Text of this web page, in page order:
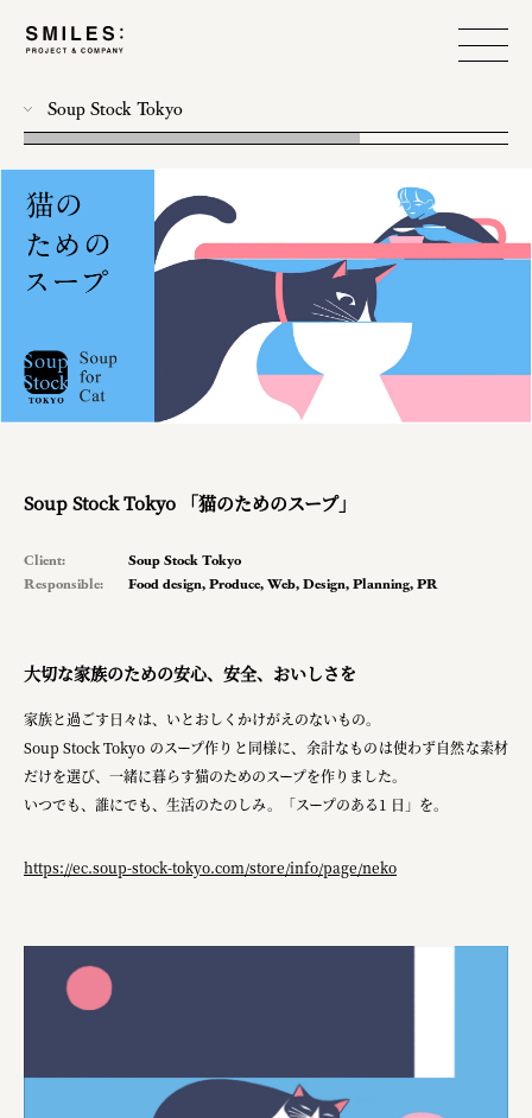
Soup Stock Tokyo
all
photo
workshop
food design
branding
produce
design
planning
Smiles
100本のスプーン
キリンホールディングス株式会社
ピジョン株式会社
アトラス化成株式会社
三國屋善五郎
Soup Stock Tokyo 「猫のためのスープ」
Client:
Soup Stock Tokyo
Responsible:
Food design,Produce,Web,Design,Planning,PR
大切な家族のための安心、安全、おいしさを
家族と過ごす日々は、いとおしくかけがえのないもの。
Soup Stock Tokyo のスープ作りと同様に、余計なものは使わず自然な素材
だけを選び、一緒に暮らす猫のためのスープを作りました。
いつでも、誰にでも、生活のたのしみ。「スープのある1 日」を。
https://ec.soup-stock-tokyo.com/store/info/page/neko